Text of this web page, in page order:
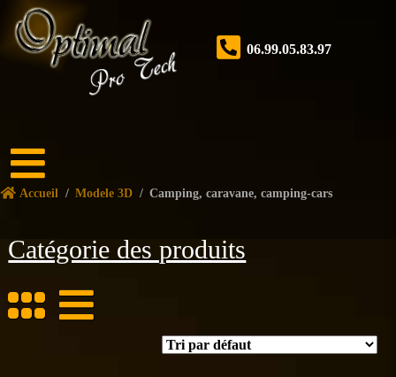
06.99.05.83.97
Accueil
Forum
services
Accueil / Modele 3D / Camping, caravane, camping-cars
Catégorie des produits